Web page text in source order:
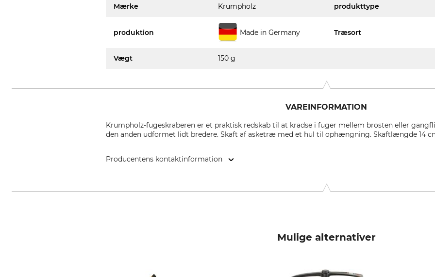
Mærke Krumpholz produkttype
produktion Made in Germany Træsort
Vægt 150 g
VAREINFORMATION
Krumpholz-fugeskraberen er et praktisk redskab til at kradse i fuger mellem brosten eller
den anden udformet lidt bredere. Skaft af asketræ med et hul til ophængning. Skaftlængde 14
Producentens kontaktinformation
Mulige alternativer